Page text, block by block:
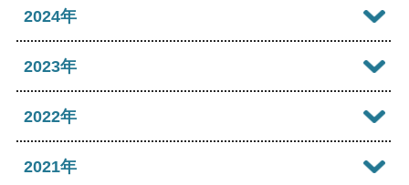
2026年06月
2026年04月
2026年03月
2025年12月
2025年10月
2025年08月
2024年
2024年12月
2024年09月
2023年
2023年12月
2022年
2022年12月
2021年